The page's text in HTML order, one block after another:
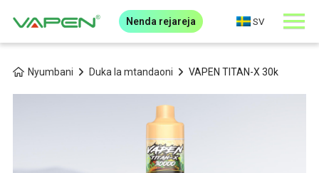
Nenda rejareja SV
Nyumbani Duka la mtandaoni VAPEN TITAN-X 30k